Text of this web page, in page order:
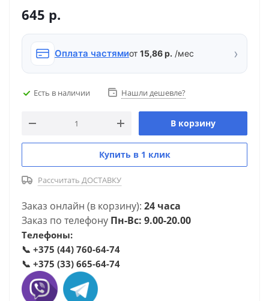
645 р.
Оплата частямиот 15,86 р. /мес ›
Есть в наличии Нашли дешевле?
В корзину
Купить в 1 клик
Рассчитать ДОСТАВКУ
Заказ онлайн (в корзину): 24 часа
Заказ по телефону Пн-Вс: 9.00-20.00
Телефоны:
📞 +375 (44) 760-64-74
📞 +375 (33) 665-64-74